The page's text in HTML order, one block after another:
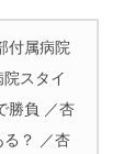
付属病院
スタイ
勝負 ／杏
る？ ／杏